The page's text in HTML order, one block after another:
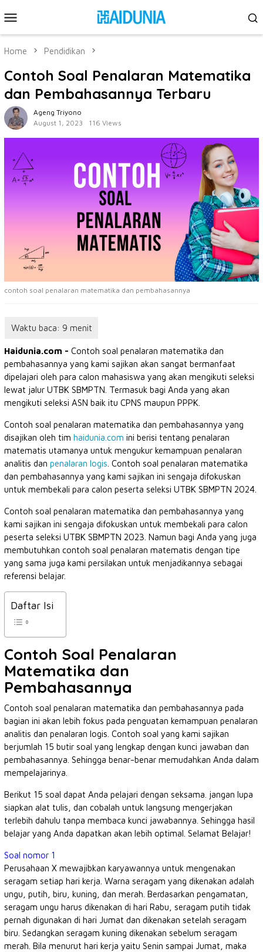
to
Menu
Home Pendidikan
Contoh Soal Penalaran Matematika
dan Pembahasannya Terbaru
Ageng Triyono
August 1, 2023
116 Views
contoh soal penalaran matematika dan pembahasannya
Haidunia.com - Contoh soal penalaran matematika dan
pembahasannya yang kami sajikan akan sangat bermanfaat
dipelajari oleh para calon mahasiswa yang akan mengikuti seleksi
lewat jalur UTBK SBMPTN. Termasuk bagi Anda yang akan
mengikuti seleksi ASN baik itu CPNS maupun PPPK.
Contoh soal penalaran matematika dan pembahasannya yang
disajikan oleh tim haidunia.com ini berisi tentang penalaran
matematis utamanya untuk mengukur kemampuan penalaran
analitis dan penalaran logis . Contoh soal penalaran matematika
dan pembahasannya yang kami sajikan ini sengaja difokuskan
untuk membekali para calon peserta seleksi UTBK SBMPTN 2024.
Contoh soal penalaran matematika dan pembahasannya yang
kami sajikan ini sengaja difokuskan untuk membekali para calon
peserta seleksi UTBK SBMPTN 2023. Namun bagi Anda yang juga
membutuhkan contoh soal penalaran matematis dengan tipe
yang sama juga kami persilakan untuk menjadikannya sebagai
referensi belajar.
Daftar Isi
Contoh Soal Penalaran
Matematika dan
Pembahasannya
Contoh soal penalaran matematika dan pembahasannya pada
bagian ini akan lebih fokus pada penguatan kemampuan penalaran
analitis dan penalaran logis. Contoh soal yang kami sajikan
berjumlah 15 butir soal yang lengkap dengan kunci jawaban dan
pembahasannya. Sehingga benar-benar memudahkan Anda dalam
mempelajarinya.
Berikut 15 soal dapat Anda pelajari dengan seksama. jangan lupa
siapkan alat tulis, dan cobalah untuk langsung mengerjakan
terlebih dahulu tanpa membaca kunci jawabannya. Sehingga hasil
belajar yang Anda dapatkan akan lebih optimal. Selamat Belajar!
Soal nomor 1
Perusahaan X mewajibkan karyawannya untuk mengenakan
seragam setiap hari kerja. Warna seragam yang dikenakan adalah
ungu, putih, biru, kuning, dan merah. Berdasarkan pengamatan,
seragam ungu harus dikenakan di hari Rabu, seragam putih tidak
pernah digunakan di hari Jumat dan dikenakan setelah seragam
biru. Sedangkan seragam kuning dikenakan sebelum seragam
merah. Bila menurut hari kerja yaitu Senin sampai Jumat, maka